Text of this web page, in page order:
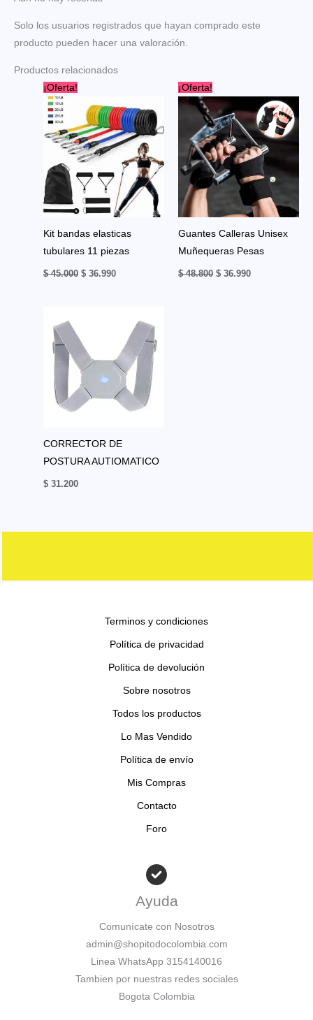
Solo los usuarios registrados que hayan comprado este
producto pueden hacer una valoración.
Productos relacionados
¡Oferta!
Kit bandas elasticas
tubulares 11 piezas
$45.000 El
$ 36.990El
¡Oferta!
Guantes Calleras Unisex
Muñequeras Pesas
$48.800 El
$ 36.990El
CORRECTOR DE
POSTURA AUTIOMATICO
$ 31.200
Terminos y condiciones
Política de privacidad
Política de devolución
Sobre nosotros
Todos los productos
Lo Mas Vendido
Política de envío
Mis Compras
Contacto
Foro
Ayuda
Comunícate con Nosotros
admin@shopitodocolombia.com
Linea WhatsApp 3154140016
Tambien por nuestras redes sociales
Bogota Colombia